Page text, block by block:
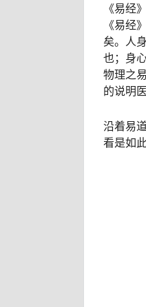
《易经
《易经
矣。人
也；身
物理之
的说明
沿着易
看是如